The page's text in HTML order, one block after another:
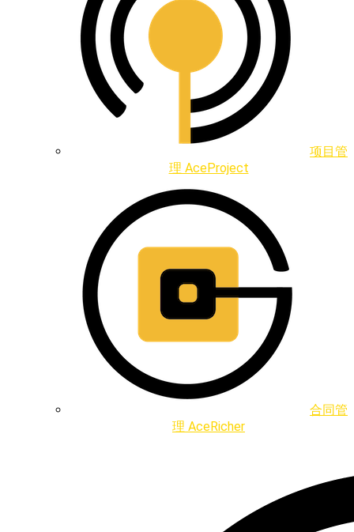
项目管
理 AceProject
合同管
理 AceRicher